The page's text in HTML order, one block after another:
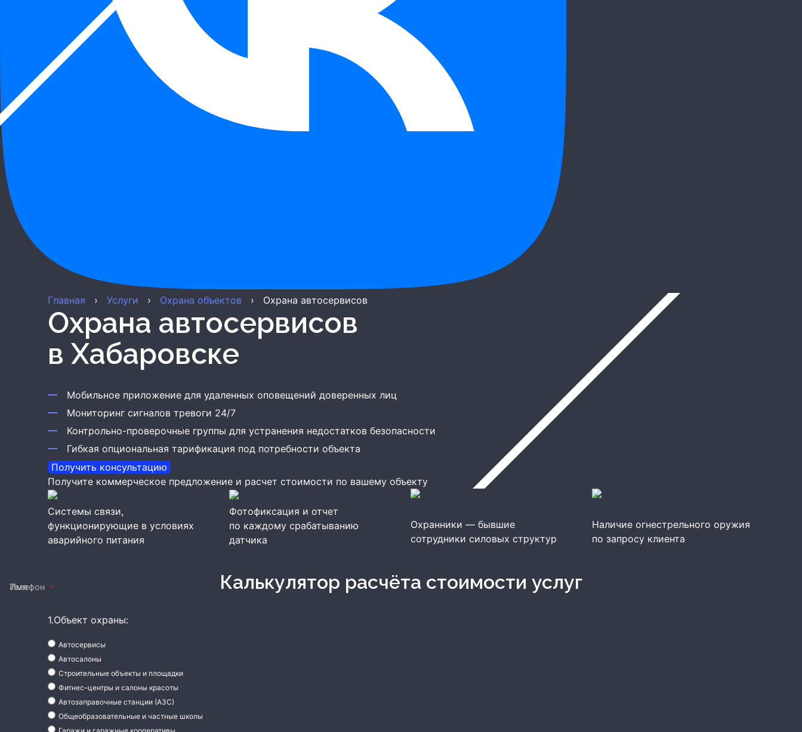
Главная › Услуги › Охрана объектов › Охрана автосервисов
Охрана автосервисов
в Хабаровске
Мобильное приложение для удаленных оповещений доверенных лиц
Мониторинг сигналов тревоги 24/7
Контрольно-проверочные группы для устранения недостатков безопасности
Гибкая опциональная тарификация под потребности объекта
Получить консультацию
Получите коммерческое предложение и расчет стоимости по вашему объекту
Системы связи,
функционирующие в условиях
аварийного питания
Фотофиксация и отчет
по каждому срабатыванию
датчика
Охранники — бывшие
сотрудники силовых структур
Наличие огнестрельного оружия
по запросу клиента
Калькулятор расчёта стоимости услуг
1.Объект охраны:
Автосервисы
Автосалоны
Строительные объекты и площадки
Фитнес–центры и салоны красоты
Автозаправочные станции (АЗС)
Общеобразовательные и частные школы
Имя
Телефон